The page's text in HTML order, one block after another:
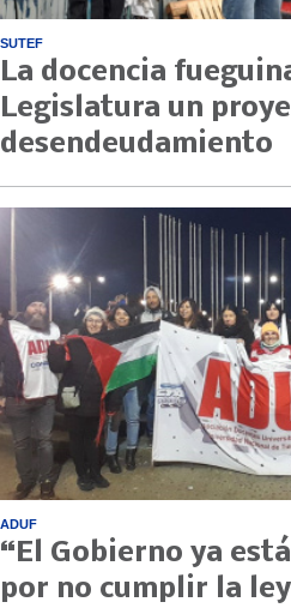
SUTEF
La docencia
Legislatura un
desendeudamiento
ADUF
“El Gobierno ya
por no cumplir la